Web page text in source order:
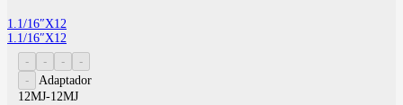
1.1/16″X12
1.1/16″X12
Adaptador
12MJ-12MJ